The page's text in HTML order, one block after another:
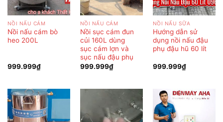
NỒI NẤU CÁM
Nồi nấu cám bò
heo 200L
999.999₫
NỒI NẤU CÁM
Nồi sục cám đun
củi 160L dùng
sục cám lợn và
sục nấu đậu phụ
999.999₫
NỒI NẤU SỮA
Hướng dẫn sử
dụng nồi nấu đậu
phụ đậu hũ 60 lít
999.999₫